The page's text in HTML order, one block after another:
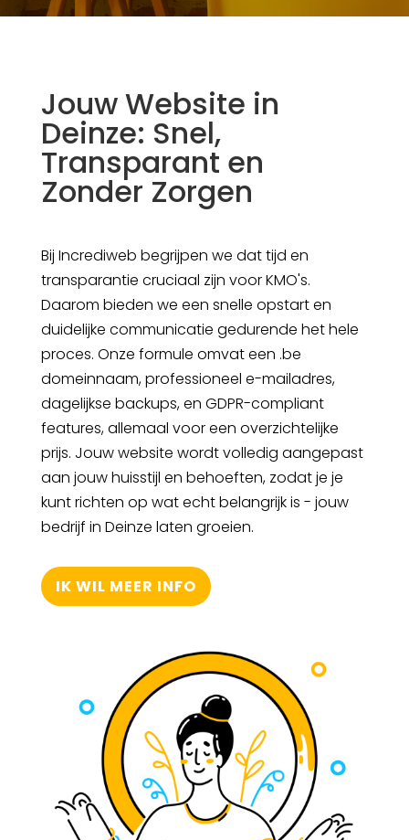
Jouw Website in
Deinze: Snel,
Transparant en
Zonder Zorgen
Bij Incrediweb begrijpen we dat tijd en
transparantie cruciaal zijn voor KMO's.
Daarom bieden we een snelle opstart en
duidelijke communicatie gedurende het hele
proces. Onze formule omvat een .be
domeinnaam, professioneel e-mailadres,
dagelijkse backups, en GDPR-compliant
features, allemaal voor een overzichtelijke
prijs. Jouw website wordt volledig aangepast
aan jouw huisstijl en behoeften, zodat je je
kunt richten op wat echt belangrijk is - jouw
bedrijf in Deinze laten groeien.
IK WIL MEER INFO